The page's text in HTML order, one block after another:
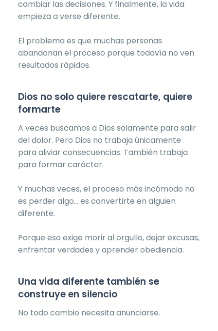
cambiar las decisiones. Y finalmente, la vida
empieza a verse diferente.
El problema es que muchas personas
abandonan el proceso porque todavía no ven
resultados rápidos.
Dios no solo quiere rescatarte, quiere
formarte
A veces buscamos a Dios solamente para salir
del dolor. Pero Dios no trabaja únicamente
para aliviar consecuencias. También trabaja
para formar carácter.
Y muchas veces, el proceso más incómodo no
es perder algo… es convertirte en alguien
diferente.
Porque eso exige morir al orgullo, dejar excusas,
enfrentar verdades y aprender obediencia.
Una vida diferente también se
construye en silencio
No todo cambio necesita anunciarse.